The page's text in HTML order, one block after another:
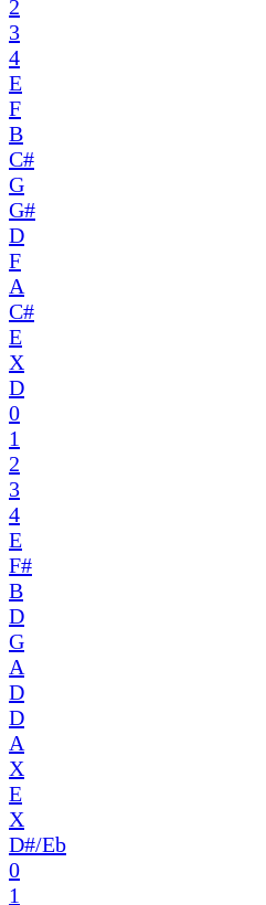
2
3
4
E
F
B
C#
G
G#
D
F
A
C#
E
X
D
0
1
2
3
4
E
F#
B
D
G
A
D
D
A
X
E
X
D#/Eb
0
1